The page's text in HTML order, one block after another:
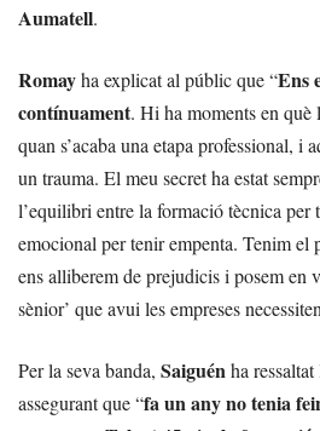
Aumatell.
Romayha explicat al públic que “Ens
contínuament. Hi ha moments en què
quan s’acaba una etapa professional, i
un trauma. El meu secret ha estat
l’equilibri entre la formació tècnica per
emocional per tenir empenta. Tenim el
ens alliberem de prejudicis i posem en
sènior’ que avui les empreses
Per la seva banda, Saiguénha
assegurant que “fa un any no tenia